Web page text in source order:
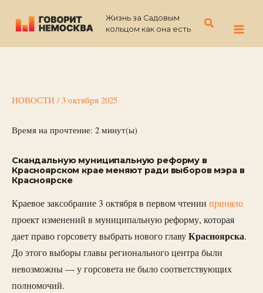
содержимому
Жизнь за Садовым
кольцом как она есть
Поиск
НОВОСТИ / 3 октября 2025
Время на прочтение: 2 минут(ы)
Скандальную муниципальную реформу в
Красноярском крае меняют ради выборов мэра в
Красноярске
Краевое заксобрание 3 октября в первом чтении приняло
проект изменений в муниципальную реформу, которая
дает право горсовету выбрать нового главуКрасноярска.
До этого выборы главы регионального центра были
невозможны — у горсовета не было соответствующих
полномочий.